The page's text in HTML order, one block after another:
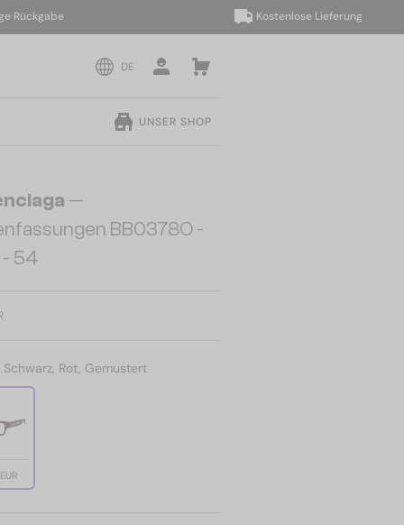
Kostenlose Lieferung
DE
UNSER SHOP
—
BB0378O -
54
Schwarz, Rot, Gemustert